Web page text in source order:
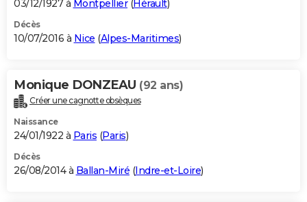
03/12/1927 à Montpellier(Hérault)
Décès
10/07/2016 à Nice (Alpes-Maritimes)
Monique DONZEAU (92 ans)
Créer une cagnotte obsèques
Naissance
24/01/1922 à Paris (Paris)
Décès
26/08/2014 à Ballan-Miré (Indre-et-Loire)